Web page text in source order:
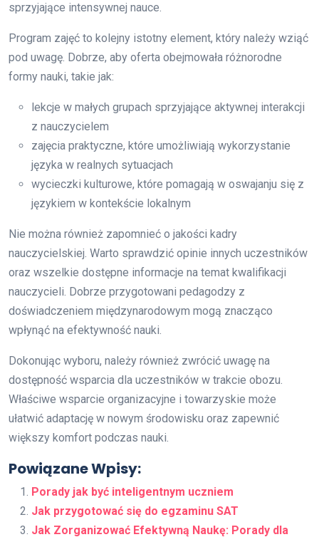
sprzyjające intensywnej nauce.
Program zajęć to kolejny istotny element, który należy wziąć
pod uwagę. Dobrze, aby oferta obejmowała różnorodne
formy nauki, takie jak:
lekcje w małych grupach sprzyjające aktywnej interakcji
z nauczycielem
zajęcia praktyczne, które umożliwiają wykorzystanie
języka w realnych sytuacjach
wycieczki kulturowe, które pomagają w oswajanju się z
językiem w kontekście lokalnym
Nie można również zapomnieć o jakości kadry
nauczycielskiej. Warto sprawdzić opinie innych uczestników
oraz wszelkie dostępne informacje na temat kwalifikacji
nauczycieli. Dobrze przygotowani pedagodzy z
doświadczeniem międzynarodowym mogą znacząco
wpłynąć na efektywność nauki.
Dokonując wyboru, należy również zwrócić uwagę na
dostępność wsparcia dla uczestników w trakcie obozu.
Właściwe wsparcie organizacyjne i towarzyskie może
ułatwić adaptację w nowym środowisku oraz zapewnić
większy komfort podczas nauki.
Powiązane Wpisy:
Porady jak być inteligentnym uczniem
Jak przygotować się do egzaminu SAT
Jak Zorganizować Efektywną Naukę: Porady dla